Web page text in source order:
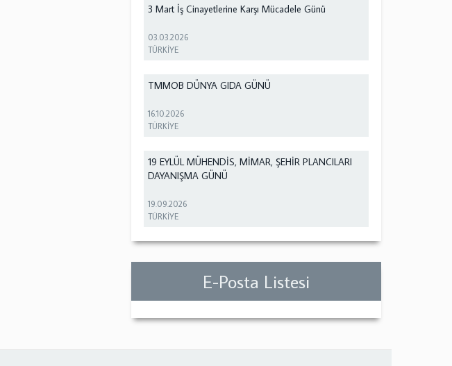
3 Mart İş Cinayetlerine Karşı Mücadele Günü
03.03.2026
TÜRKİYE
TMMOB DÜNYA GIDA GÜNÜ
16.10.2026
TÜRKİYE
19 EYLÜL MÜHENDİS, MİMAR, ŞEHİR PLANCILARI
DAYANIŞMA GÜNÜ
19.09.2026
TÜRKİYE
E-Posta Listesi